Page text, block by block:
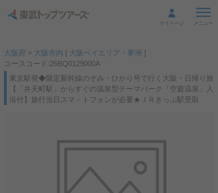
マイページ メニュー
大阪府 > 大阪市内 [ 大阪ベイエリア・夢洲 ]
コースコード:26BQ0129000A
東京駅発◆限定新幹線のぞみ・ひかり号で行く大阪・日帰り旅
【「弁天町駅」からすぐの温泉型テーマパーク「空庭温泉」入
浴付】旅行当日スマ－トフォンが必要★ＪＲきっぷ駅受取